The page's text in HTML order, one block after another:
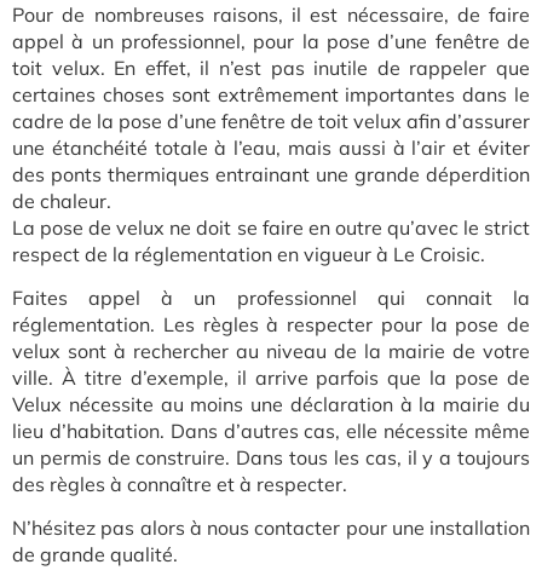
Pour de nombreuses raisons, il est nécessaire, de faire
appel à un professionnel, pour la pose d’une fenêtre de
toit velux. En effet, il n’est pas inutile de rappeler que
certaines choses sont extrêmement importantes dans le
cadre de la pose d’une fenêtre de toit velux afin d’assurer
une étanchéité totale à l’eau, mais aussi à l’air et éviter
des ponts thermiques entrainant une grande déperdition
de chaleur.
La pose de velux ne doit se faire en outre qu’avec le strict
respect de la réglementation en vigueur à Le Croisic.
Faites appel à un professionnel qui connait la
réglementation. Les règles à respecter pour la pose de
velux sont à rechercher au niveau de la mairie de votre
ville. À titre d’exemple, il arrive parfois que la pose de
Velux nécessite au moins une déclaration à la mairie du
lieu d’habitation. Dans d’autres cas, elle nécessite même
un permis de construire. Dans tous les cas, il y a toujours
des règles à connaître et à respecter.
N’hésitez pas alors à nous contacter pour une installation
de grande qualité.